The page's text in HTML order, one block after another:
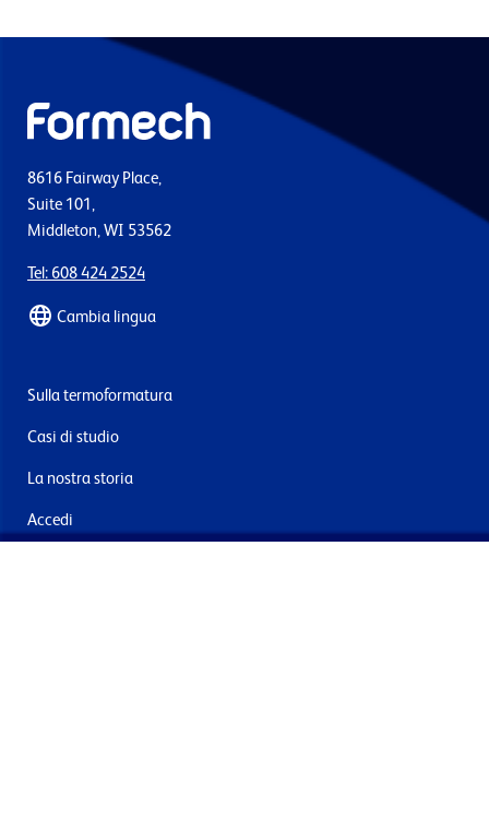
8616 Fairway Place,
Suite 101,
Middleton, WI 53562
Tel: 608 424 2524
Cambia lingua
Sulla termoformatura
Casi di studio
La nostra storia
Accedi